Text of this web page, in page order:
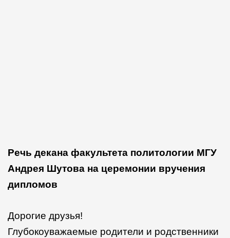
Речь декана факультета политологии МГУ
Андрея Шутова на церемонии вручения
дипломов
Дорогие друзья!
Глубокоуважаемые родители и родственники